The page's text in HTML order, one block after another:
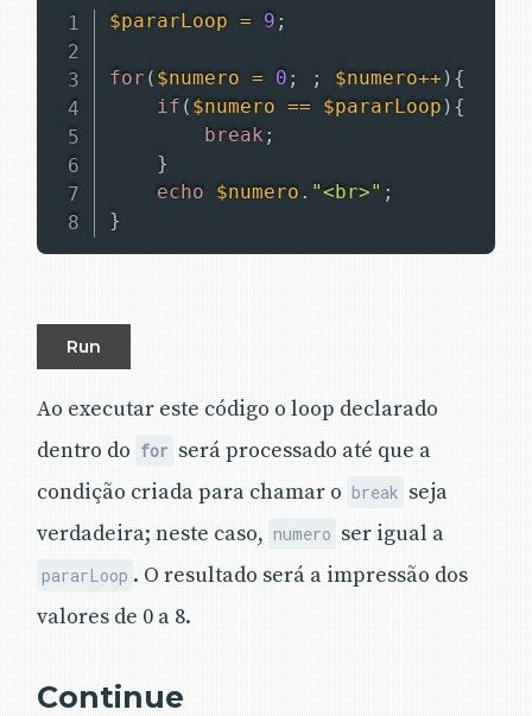
$pararLoop = 9 ;
for ( $numero = 0 ; ; $numero++ ) {
if ( $numero == $pararLoop ) {
break ;
}
echo
$numero . "<br>" ;
}
Run
Ao executar este código o loop declarado
dentro do for será processado até que a
condição criada para chamar o break seja
verdadeira; neste caso, numero ser igual a
pararLoop . O resultado será a impressão dos
valores de 0 a 8.
Continue